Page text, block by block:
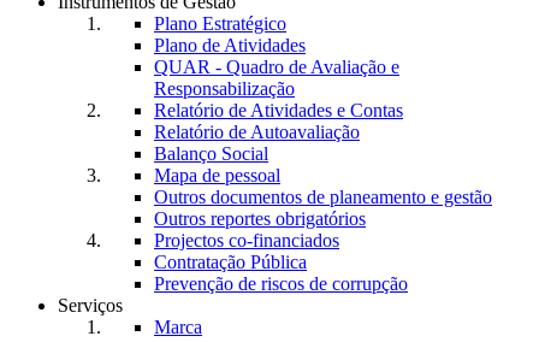
Plano Estratégico
Plano de Atividades
QUAR - Quadro de Avaliação e
Responsabilização
Relatório de Atividades e Contas
Relatório de Autoavaliação
Balanço Social
Mapa de pessoal
Outros documentos de planeamento e gestão
Outros reportes obrigatórios
Projectos co-financiados
Contratação Pública
Prevenção de riscos de corrupção
Serviços
Marca